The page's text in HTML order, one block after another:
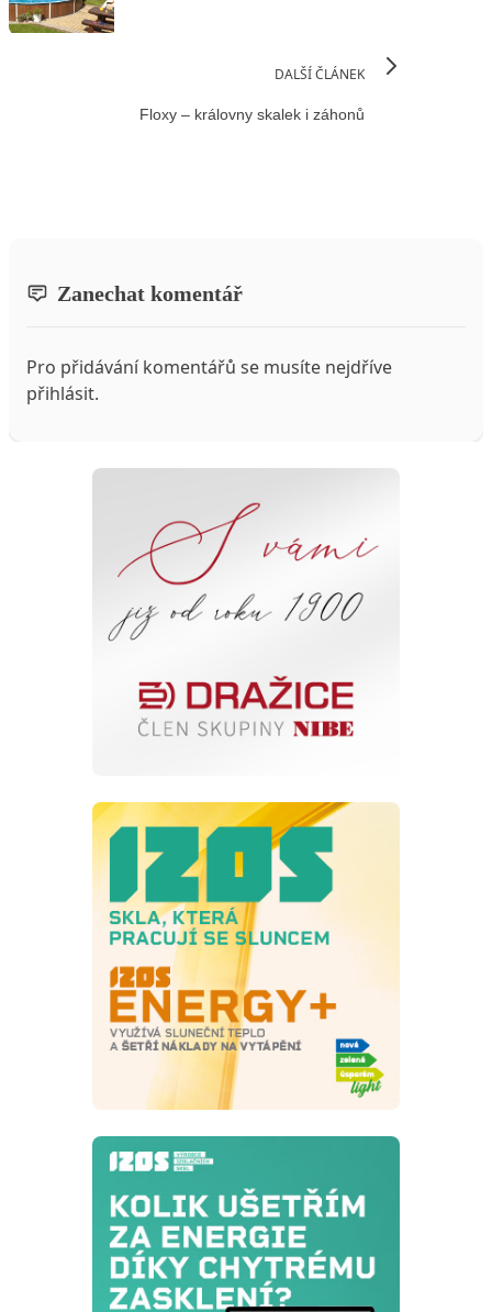
DALŠÍ ČLÁNEK
Floxy – královny skalek i záhonů
Zanechat komentář
Pro přidávání komentářů se musíte nejdříve
přihlásit.